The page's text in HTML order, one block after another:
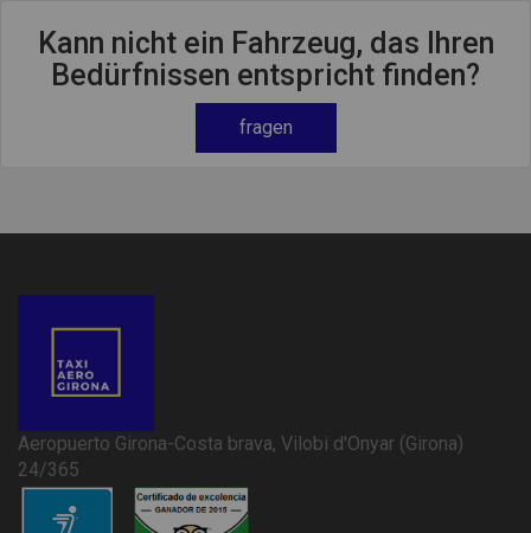
Kann nicht ein Fahrzeug, das Ihren
Bedürfnissen entspricht finden?
fragen
Aeropuerto Girona-Costa brava, Vilobi d'Onyar (Girona)
24/365